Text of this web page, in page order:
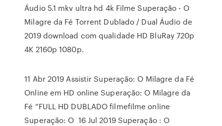
Áudio 5.1 mkv ultra hd 4k Filme Superação - O
Milagre da Fé Torrent Dublado / Dual Áudio de
2019 download com qualidade HD BluRay 720p
4K 2160p 1080p.
11 Abr 2019 Assistir Superação: O Milagre da Fé
Online em HD online Superação: O Milagre da
Fé ”FULL HD DUBLADO filmefilme online
Superação: O 16 Jul 2019 Superação : O